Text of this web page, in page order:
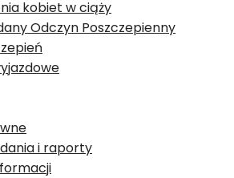
kobiet w ciąży
Odczyn Poszczepienny
i raporty